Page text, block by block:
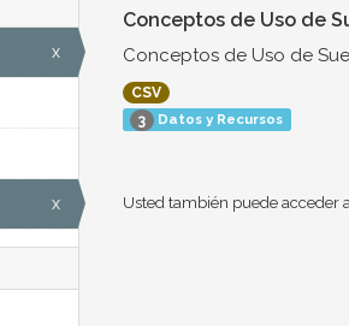
x
x
Conceptos de Uso de
Conceptos de Uso de
CSV
3
Datos y Recursos
Usted también puede acceder